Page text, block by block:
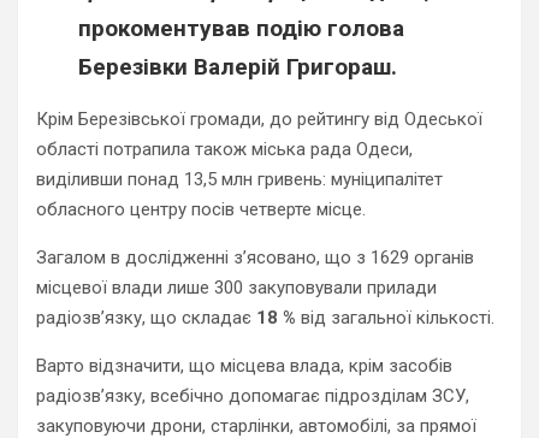
прокоментував подію голова
Березівки Валерій Григораш.
Крім Березівської громади, до рейтингу від Одеської
області потрапила також міська рада Одеси,
виділивши понад 13,5 млн гривень: муніципалітет
обласного центру посів четверте місце.
Загалом в дослідженні з’ясовано, що з 1629 органів
місцевої влади лише 300 закуповували прилади
радіозв’язку, що складає 18 % від загальної кількості.
Варто відзначити, що місцева влада, крім засобів
радіозв’язку, всебічно допомагає підрозділам ЗСУ,
закуповуючи дрони, старлінки, автомобілі, за прямої